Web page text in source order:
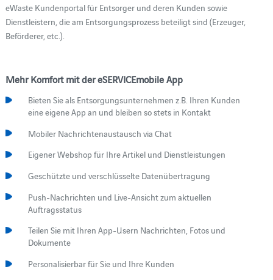
eWaste Kundenportal für Entsorger und deren Kunden sowie
Dienstleistern, die am Entsorgungsprozess beteiligt sind (Erzeuger,
Beförderer, etc.).
Mehr Komfort mit der eSERVICEmobile App
Bieten Sie als Entsorgungsunternehmen z.B. Ihren Kunden
eine eigene App an und bleiben so stets in Kontakt
Mobiler Nachrichtenaustausch via Chat
Eigener Webshop für Ihre Artikel und Dienstleistungen
Geschützte und verschlüsselte Datenübertragung
Push-Nachrichten und Live-Ansicht zum aktuellen
Auftragsstatus
Teilen Sie mit Ihren App-Usern Nachrichten, Fotos und
Dokumente
Personalisierbar für Sie und Ihre Kunden